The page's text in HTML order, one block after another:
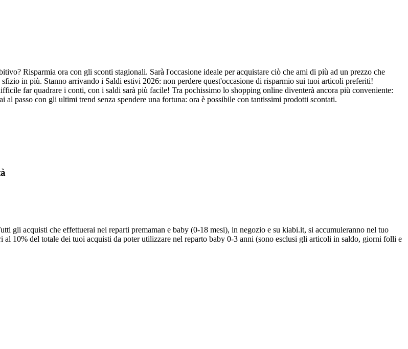
Risparmia ora con gli sconti stagionali. Sarà l'occasione ideale per acquistare ciò che ami di più ad un prezzo che
in più. Stanno arrivando i Saldi estivi 2026: non perdere quest'occasione di risparmio sui tuoi articoli preferiti!
far quadrare i conti, con i saldi sarà più facile! Tra pochissimo lo shopping online diventerà ancora più conveniente:
passo con gli ultimi trend senza spendere una fortuna: ora è possibile con tantissimi prodotti scontati.
gli acquisti che effettuerai nei reparti premaman e baby (0-18 mesi), in negozio e su kiabi.it, si accumuleranno nel tuo
10% del totale dei tuoi acquisti da poter utilizzare nel reparto baby 0-3 anni (sono esclusi gli articoli in saldo, giorni folli e